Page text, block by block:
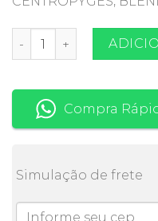
DR BASSLEER
Compra
Simulação de frete